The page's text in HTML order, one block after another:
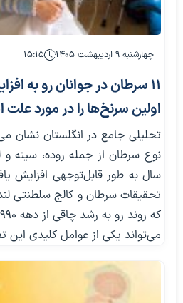
چهارشنبه ۹ اردیبهشت ۱۴۰۵ ۱۵:۱۵
۱۱ سرطان در جوانان رو به
اولین سرنخ‌ها را در مورد علت
سال به طور قابل‌توجهی افزایش
تحقیقات سرطان و کالج سلطنتی
می‌تواند یکی از عوامل کلیدی این